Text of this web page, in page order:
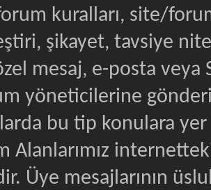
kuralları, site/
şikayet, tavsiye
mesaj, e-posta veya
yöneticilerine
bu tip konulara
Alanlarımız
Üye mesajlarının